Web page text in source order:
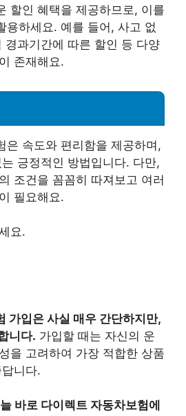
할인 혜택을 제공하므로, 이를
용하세요. 예를 들어, 사고 없
경과기간에 따른 할인 등 다양
존재해요.
은 속도와 편리함을 제공하며,
긍정적인 방법입니다. 다만,
조건을 꼼꼼히 따져보고 여러
필요해요.
요.
가입은 사실 매우 간단하지만,
니다. 가입할 때는 자신의 운
을 고려하여 가장 적합한 상품
니다.
바로 다이렉트 자동차보험에